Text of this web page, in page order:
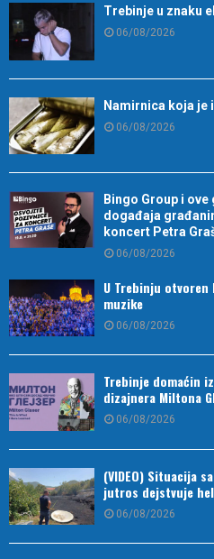
Trebinje u znaku
06/08/2026
Namirnica koja je
06/08/2026
Bingo Group i
događaja
koncert Petra
06/08/2026
U Trebinju
muzike
06/08/2026
Trebinje domaćin
dizajnera Miltona
06/08/2026
(VIDEO) Situacija
jutros dejstvuje
06/08/2026